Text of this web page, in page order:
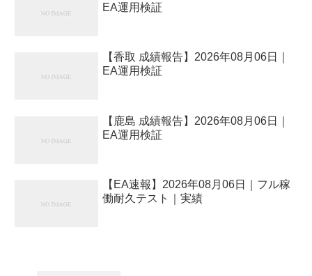
EA運用検証
【香取 成績報告】2026年08月06日｜
EA運用検証
【鹿島 成績報告】2026年08月06日｜
EA運用検証
【EA速報】2026年08月06日｜フル稼
働耐久テスト｜実績